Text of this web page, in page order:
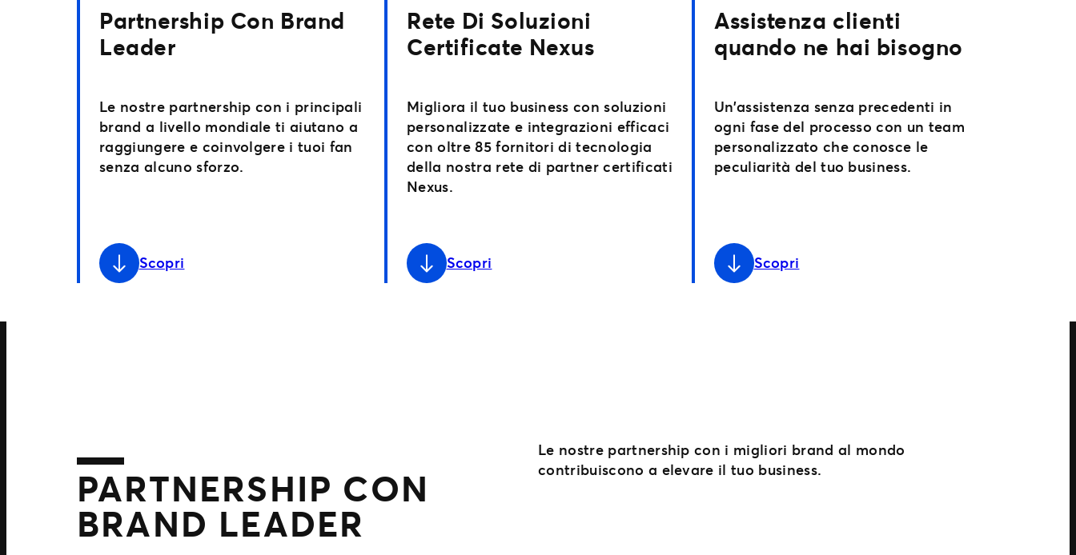
Partnership Con Brand
Leader
Le nostre partnership con i principali
brand a livello mondiale ti aiutano a
raggiungere e coinvolgere i tuoi fan
senza alcuno sforzo.
Scopri
Rete Di Soluzioni
Certificate Nexus
Migliora il tuo business con soluzioni
personalizzate e integrazioni efficaci
con oltre 85 fornitori di tecnologia
della nostra rete di partner certificati
Nexus.
Scopri
Assistenza clienti
quando ne hai bisogno
Un’assistenza senza precedenti in
ogni fase del processo con un team
personalizzato che conosce le
peculiarità del tuo business.
Scopri
PARTNERSHIP CON
BRAND LEADER
Le nostre partnership con i migliori brand al mondo
contribuiscono a elevare il tuo business.